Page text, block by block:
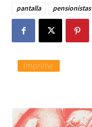
pantalla
pensionistas
Imprimir